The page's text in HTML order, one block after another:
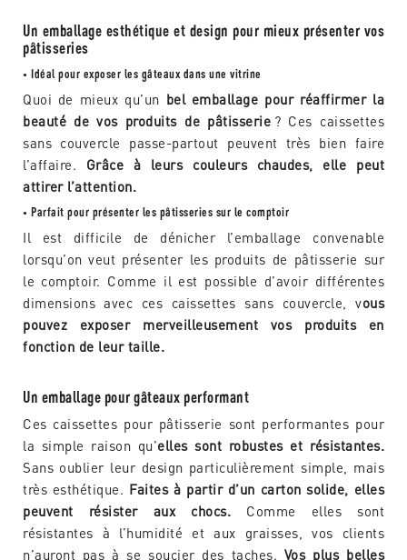
Un emballage esthétique et design pour mieux présenter vos
pâtisseries
• Idéal pour exposer les gâteaux dans une vitrine
Quoi de mieux qu’un bel emballage pour réaffirmer la
beauté de vos produits de pâtisserie ? Ces caissettes
sans couvercle passe-partout peuvent très bien faire
l’affaire. Grâce à leurs couleurs chaudes, elle peut
attirer l’attention.
• Parfait pour présenter les pâtisseries sur le comptoir
Il est difficile de dénicher l’emballage convenable
lorsqu’on veut présenter les produits de pâtisserie sur
le comptoir. Comme il est possible d’avoir différentes
dimensions avec ces caissettes sans couvercle, vous
pouvez exposer merveilleusement vos produits en
fonction de leur taille.
Un emballage pour gâteaux performant
Ces caissettes pour pâtisserie sont performantes pour
la simple raison qu’elles sont robustes et résistantes.
Sans oublier leur design particulièrement simple, mais
très esthétique. Faites à partir d’un carton solide, elles
peuvent résister aux chocs. Comme elles sont
résistantes à l’humidité et aux graisses, vos clients
n’auront pas à se soucier des taches. Vos plus belles